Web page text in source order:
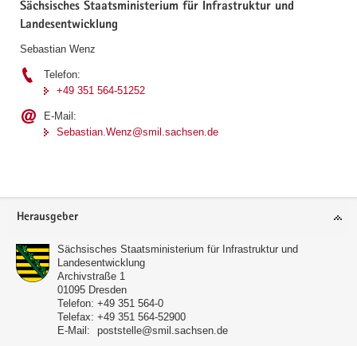
Sächsisches Staatsministerium für Infrastruktur und
Landesentwicklung
Sebastian Wenz
Telefon:
+49 351 564-51252
E-Mail:
Sebastian.Wenz@smil.sachsen.de
Footer-
Herausgeber
Sächsisches Staatsministerium für Infrastruktur und
Landesentwicklung
Archivstraße 1
01095 Dresden
Telefon: +49 351 564-0
Telefax: +49 351 564-52900
E-Mail:
poststelle@smil.sachsen.de